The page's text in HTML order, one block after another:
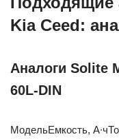
Kia Ceed:
Аналоги Solite
60L-DIN
МодельЕмкость,